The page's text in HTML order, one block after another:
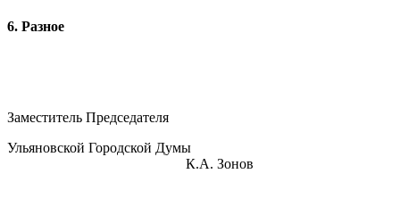
6. Разное
Заместитель Председателя
Ульяновской Городской Думы
К.А. Зонов